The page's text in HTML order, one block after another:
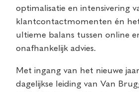
optimalisatie en intensivering
klantcontactmomenten én
ultieme balans tussen online
onafhankelijk advies.
Met ingang van het nieuwe
dagelijkse leiding van Van